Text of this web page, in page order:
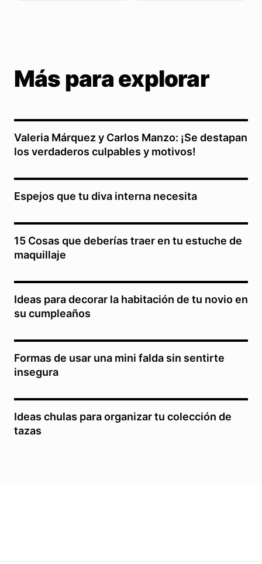
Más para explorar
Valeria Márquez y Carlos Manzo: ¡Se destapan
los verdaderos culpables y motivos!
Espejos que tu diva interna necesita
15 Cosas que deberías traer en tu estuche de
maquillaje
Ideas para decorar la habitación de tu novio en
su cumpleaños
Formas de usar una mini falda sin sentirte
insegura
Ideas chulas para organizar tu colección de
tazas